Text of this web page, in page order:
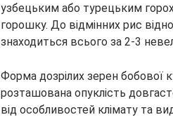
узбецьким або турецьким
горошку. До відмінних рис
знаходиться всього за 2-3
Форма дозрілих зерен бобової
розташована опуклість
від особливостей клімату та